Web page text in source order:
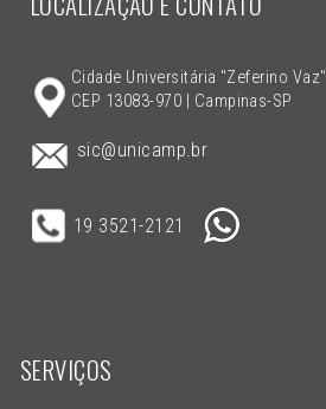
Cidade Universitária "Zeferino Vaz"
CEP 13083-970 | Campinas-SP
sic@unicamp.br
19 3521-2121
SERVIÇOS